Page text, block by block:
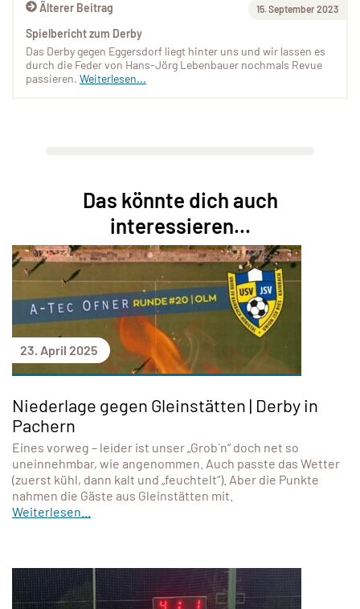
Älterer Beitrag 15. September 2023
Spielbericht zum Derby
Das Derby gegen Eggersdorf liegt hinter uns und wir lassen es
durch die Feder von Hans-Jörg Lebenbauer nochmals Revue
passieren. Weiterlesen...
Das könnte dich auch
interessieren...
23. April 2025
Niederlage gegen Gleinstätten | Derby in
Pachern
Eines vorweg – leider ist unser „Grob`n“ doch net so
uneinnehmbar, wie angenommen. Auch passte das Wetter
(zuerst kühl, dann kalt und „feuchtelt“). Aber die Punkte
nahmen die Gäste aus Gleinstätten mit.
Weiterlesen...